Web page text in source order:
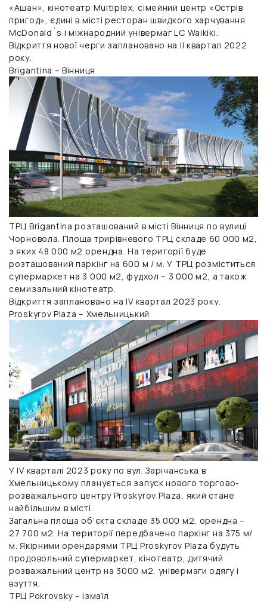
«Ашан», кінотеатр Multiplex, сімейний центр «Острів
пригод», єдині в місті ресторан швидкого харчування
McDonald`s і міжнародний універмаг LC Waikiki.
Відкриття нової черги заплановано на II квартал 2022
року.
Brigantina – Вінниця
ТРЦ Brigantina розташований в місті Вінниця по вулиці
Чорновола. Площа трирівневого ТРЦ складе 60 000 м2,
з яких 48 000 м2 орендна. На території буде
розташований паркінг на 600 м / м. У ТРЦ розміститься
супермаркет на 3 000 м2, фудхол – 3 000 м2, а також
семизальний кінотеатр.
Відкриття заплановано на IV квартал 2023 року.
Proskyrov Plaza – Хмельницький
У IV кварталі 2023 року по вул. Зарічанська в
Хмельницькому планується запуск нового торгово-
розважального центру Proskyrov Plaza, який стане
найбільшим в місті.
Загальна площа об’єкта складе 35 000 м2, орендна –
27 700 м2. На території передбачено паркінг на 375 м/
м. Якірними орендарями ТРЦ Proskyrov Plaza будуть
продовольчий супермаркет, кінотеатр, дитячий
розважальний центр на 3000 м2, універмаги одягу і
взуття.
ТРЦ Pokrovsky – Ізмаїл